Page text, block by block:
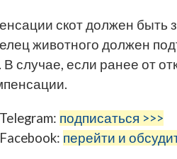
скот должен быть
животного должен
случае, если ранее от
подписаться >>>
перейти и